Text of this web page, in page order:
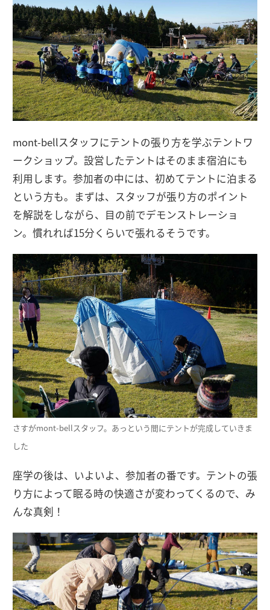
mont-bellスタッフにテントの張り方を学ぶテントワ
ークショップ。設営したテントはそのまま宿泊にも
利用します。参加者の中には、初めてテントに泊まる
という方も。まずは、スタッフが張り方のポイント
を解説をしながら、目の前でデモンストレーショ
ン。慣れれば15分くらいで張れるそうです。
さすがmont-bellスタッフ。あっという間にテントが完成していきま
した
座学の後は、いよいよ、参加者の番です。テントの張
り方によって眠る時の快適さが変わってくるので、み
んな真剣！